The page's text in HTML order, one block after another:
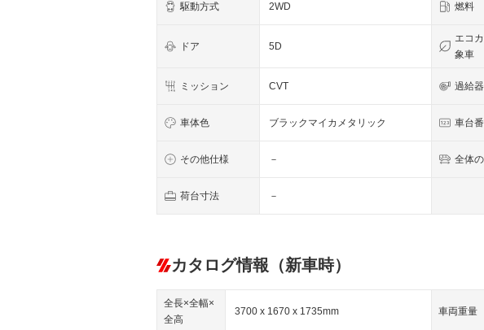
駆動方式 2WD 燃料
ドア 5D
エコ
象車
ミッション CVT 過給器
車体色 ブラックマイカメタリック 車台
その他仕様 － 全体
荷台寸法 －
カタログ情報（新車時）
全長×全幅×
全高
3700 x 1670 x 1735mm 車両重量